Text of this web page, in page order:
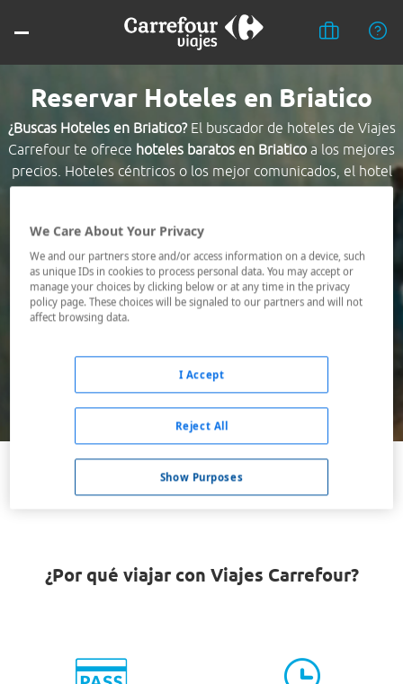
Reservar Hoteles en Briatico
¿Buscas Hoteles en Briatico?El buscador de hoteles de Viajes
Carrefour te ofrece hoteles baratos en Briatico a los mejores
precios. Hoteles céntricos o los mejor comunicados, el hotel
que busques nosotros te lo encontramos al mejor precio.
Destino *
Fechas *
08/08/2026 - 09/08/2026
Buscar
VER TODOS LOS HOTELES BARATOS EN BRIATICO
¿Por qué viajar con Viajes Carrefour?
We Care About Your Privacy
We and our partners store and/or access information on a device, such
as unique IDs in cookies to process personal data. You may accept or
manage your choices by clicking below or at any time in the privacy
policy page. These choices will be signaled to our partners and will not
affect browsing data.
Show Purposes
Reject All
I Accept